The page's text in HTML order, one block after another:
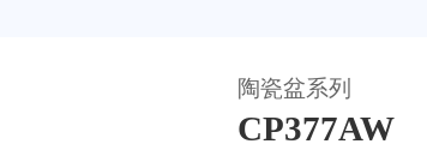
陶瓷盆系列
CP377AW